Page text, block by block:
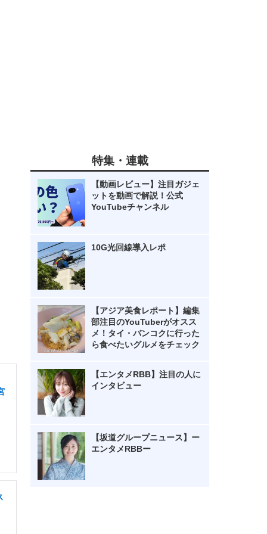
特集・連載
【動画レビュー】注目ガジェ
ットを動画で解説！公式
YouTubeチャンネル
10G光回線導入レポ
【アジア美食レポート】編集
部注目のYouTuberがオスス
メ！タイ・バンコクに行った
ら食べたいグルメをチェック
【エンタメRBB】注目の人に
インタビュー
【坂道グループニュース】ー
エンタメRBBー